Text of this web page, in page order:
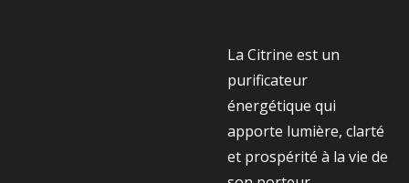
La Citrine est un
purificateur
énergétique qui
apporte lumière, clarté
et prospérité à la vie de